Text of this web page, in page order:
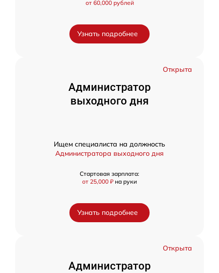
от 60,000 рублей
Узнать подробнее
Открыта
Администратор
выходного дня
Ищем специалиста на должность
Администратора выходного дня
Стартовая зарплата:
от 25,000 ₽ на руки
Узнать подробнее
Открыта
Администратор